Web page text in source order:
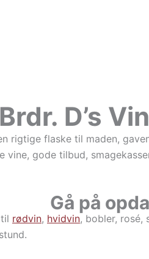
Brdr. D’s
rigtige flaske til maden,
vine, gode tilbud,
Gå på
rødvin, hvidvin, bobler,